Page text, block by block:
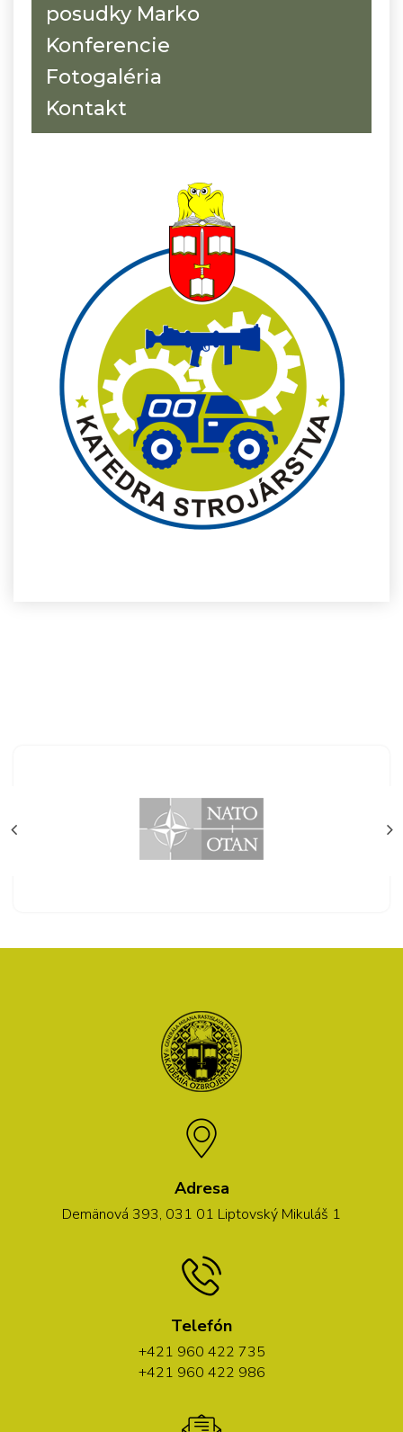
posudky Marko
Konferencie
Fotogaléria
Kontakt
Adresa
Demänová 393, 031 01 Liptovský Mikuláš 1
Telefón
+421 960 422 735
+421 960 422 986